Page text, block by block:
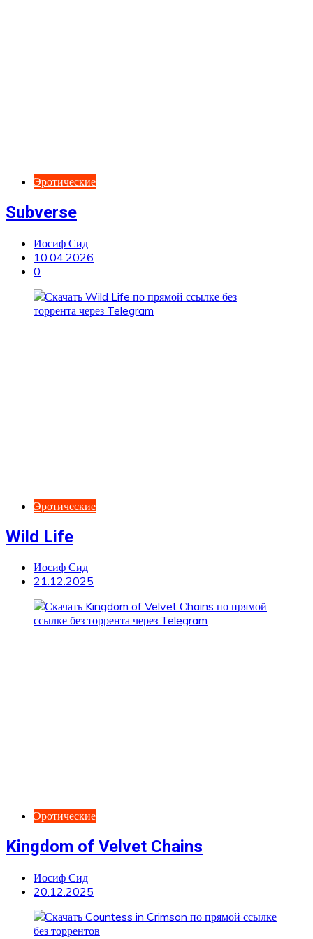
Эротические
Subverse
Иосиф Сид
10.04.2026
0
Эротические
Wild Life
Иосиф Сид
21.12.2025
Эротические
Kingdom of Velvet Сhains
Иосиф Сид
20.12.2025